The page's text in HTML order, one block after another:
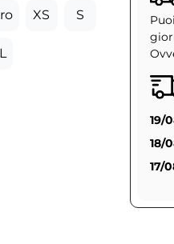
XS S
19/
18/
17/